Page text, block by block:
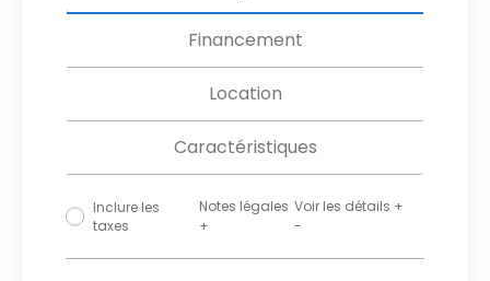
Financement
Location
Caractéristiques
Inclure les
taxes
Notes légales
+
Masquer les détails
-